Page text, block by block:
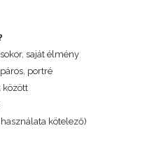
saját élmény
portré
között
kötelező)